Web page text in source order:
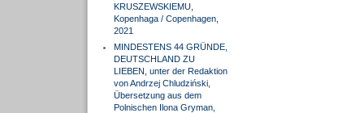
KRUSZEWSKIEMU,
Kopenhaga / Copenhagen,
2021
MINDESTENS 44 GRÜNDE,
DEUTSCHLAND ZU
LIEBEN, unter der Redaktion
von Andrzej Chludziński,
Übersetzung aus dem
Polnischen Ilona Gryman,